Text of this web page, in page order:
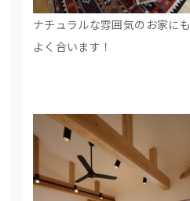
ナチュラルな雰囲気のお家にも
よく合います！